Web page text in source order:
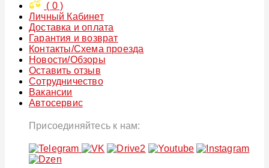
( 0)
Личный Кабинет
Доставка и оплата
Гарантия и возврат
Контакты/Схема проезда
Новости/Обзоры
Оставить отзыв
Сотрудничество
Вакансии
Автосервис
Присоединяйтесь к нам: